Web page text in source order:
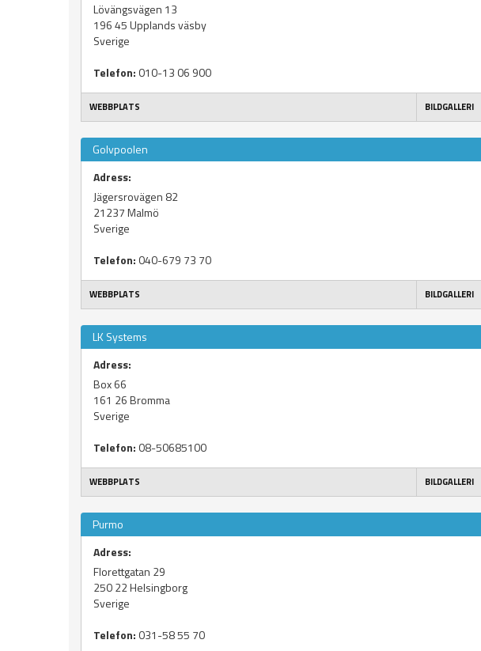
Lövängsvägen 13
196 45Upplands väsby
Sverige
Telefon: 010-13 06 900
WEBBPLATS BILDGALLERI
Golvpoolen
Adress:
Jägersrovägen 82
21237Malmö
Sverige
Telefon: 040-679 73 70
WEBBPLATS BILDGALLERI
LK Systems
Adress:
Box 66
161 26Bromma
Sverige
Telefon: 08-50685100
WEBBPLATS BILDGALLERI
Purmo
Adress:
Florettgatan 29
250 22Helsingborg
Sverige
Telefon: 031-58 55 70